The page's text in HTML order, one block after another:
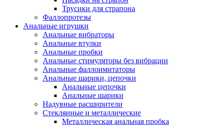
Трусики для страпона
Фаллопротезы
Анальные игрушки
Анальные вибраторы
Анальные втулки
Анальные пробки
Анальные стимуляторы без вибрации
Анальные фаллоимитаторы
Анальные шарики, цепочки
Анальные цепочки
Анальные шарики
Надувные расширители
Стеклянные и металлические
Металлическая анальная пробка